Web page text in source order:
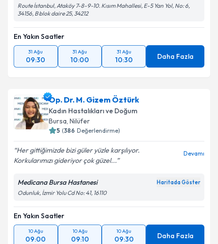
Route İstanbul, Ataköy 7-8-9-10. Kısım Mahallesi, E-5 Yan Yol, No: 6,
34156, B blok daire 25, 34212
En Yakın Saatler
31 Ağu
09:30
31 Ağu
10:00
31 Ağu
10:30 Daha Fazla
Op. Dr. M. Gizem Öztürk
Kadın Hastalıkları ve Doğum
Bursa, Nilüfer
5 (386 Değerlendirme)
Her gittiğimizde bizi güler yüzle karşılıyor.
Korkularımızı gideriyor çok güzel...
Devamı
Medicana Bursa Hastanesi Haritada Göster
Odunluk, İzmir Yolu Cd No: 41, 16110
En Yakın Saatler
10 Ağu
09:00
10 Ağu
09:10
10 Ağu
09:30 Daha Fazla